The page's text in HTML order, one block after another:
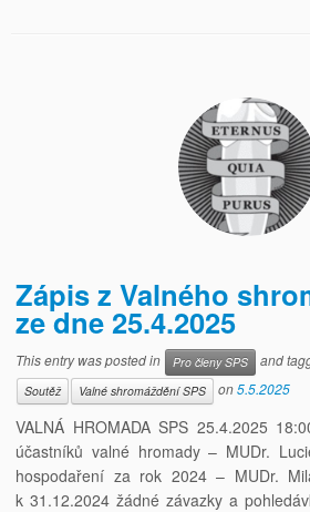
Zápis z Valného
ze dne 25.4.2025
This entry was posted in Pro členy SPS and
Soutěž
Valné shromáždění SPS on5.5.2025
VALNÁ HROMADA SPS 25.4.2025
účastníků valné hromady – MUDr.
hospodaření za rok 2024 – MUDr.
k 31.12.2024 žádné závazky a